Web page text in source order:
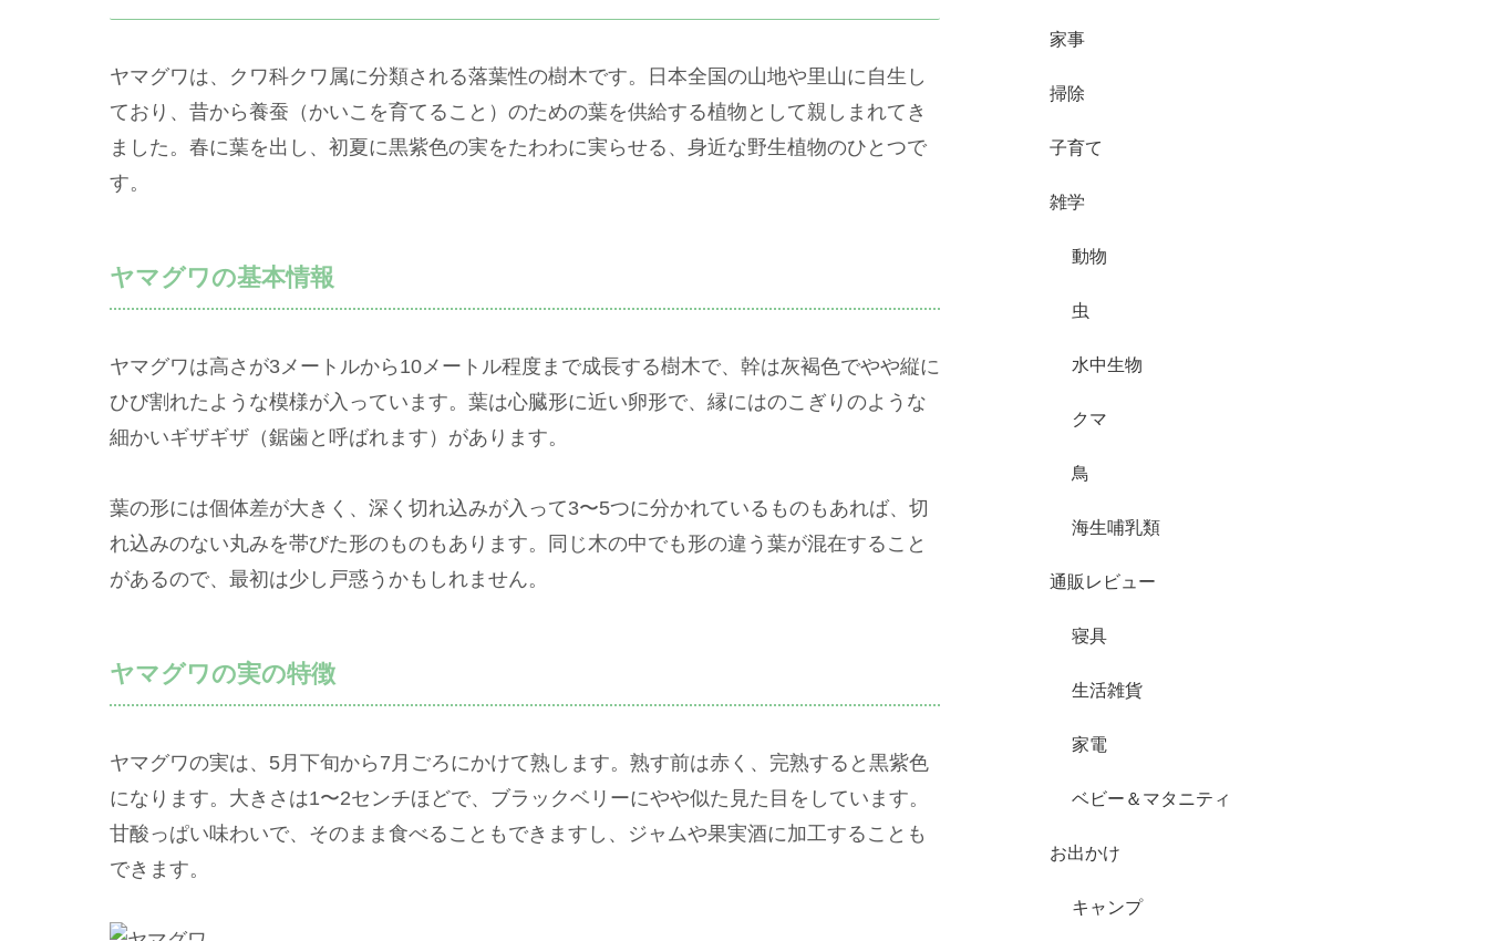
ヤマグワは、クワ科クワ属に分類される落葉性の樹木です。日本全国の山地や里山に自生し
ており、昔から養蚕（かいこを育てること）のための葉を供給する植物として親しまれてき
ました。春に葉を出し、初夏に黒紫色の実をたわわに実らせる、身近な野生植物のひとつで
す。
ヤマグワの基本情報
ヤマグワは高さが3メートルから10メートル程度まで成長する樹木で、幹は灰褐色でやや縦に
ひび割れたような模様が入っています。葉は心臓形に近い卵形で、縁にはのこぎりのような
細かいギザギザ（鋸歯と呼ばれます）があります。
葉の形には個体差が大きく、深く切れ込みが入って3〜5つに分かれているものもあれば、切
れ込みのない丸みを帯びた形のものもあります。同じ木の中でも形の違う葉が混在すること
があるので、最初は少し戸惑うかもしれません。
ヤマグワの実の特徴
ヤマグワの実は、5月下旬から7月ごろにかけて熟します。熟す前は赤く、完熟すると黒紫色
になります。大きさは1〜2センチほどで、ブラックベリーにやや似た見た目をしています。
甘酸っぱい味わいで、そのまま食べることもできますし、ジャムや果実酒に加工することも
できます。
家事
掃除
子育て
雑学
動物
虫
水中生物
クマ
鳥
海生哺乳類
通販レビュー
寝具
生活雑貨
家電
ベビー＆マタニティ
お出かけ
キャンプ